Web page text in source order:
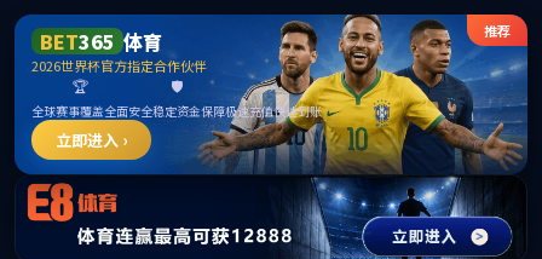
伟德国际(bevictor)
404，